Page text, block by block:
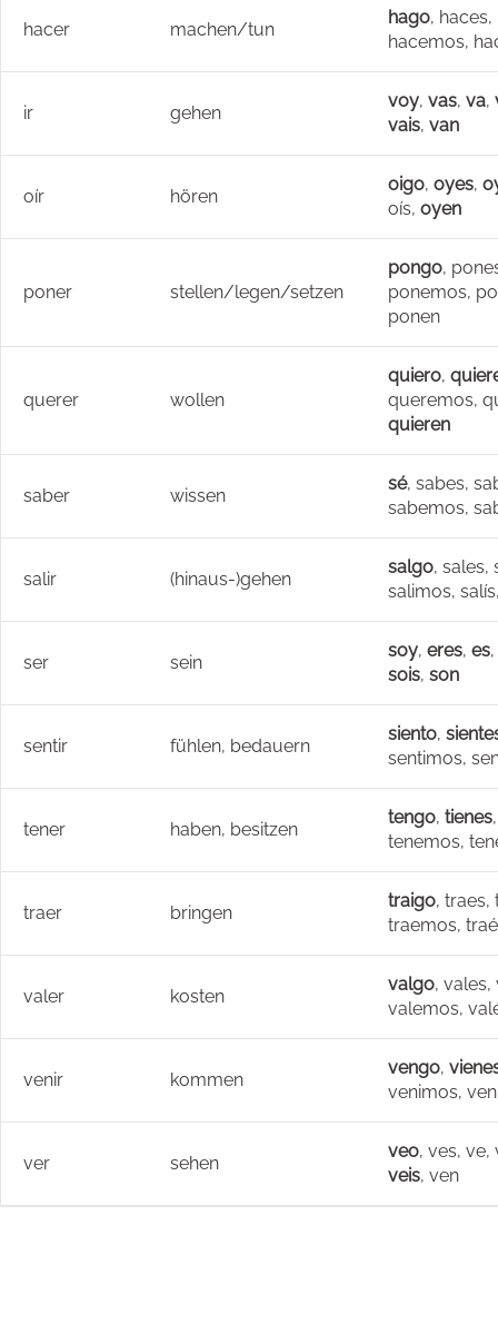
hacer machen/tun
hago, haces,
hacemos,
ir gehen
voy, vas, va,
vais, van
oír hören
oigo, oyes,
oís, oyen
poner stellen/legen/setzen
pongo,
ponemos,
ponen
querer wollen
quiero,
queremos,
quieren
saber wissen
sé, sabes,
sabemos,
salir (hinaus-)gehen
salgo, sales,
salimos,
ser sein
soy, eres, es,
sois, son
sentir fühlen, bedauern
siento,
sentimos,
tener haben, besitzen
tengo, tienes
tenemos,
traer bringen
traigo, traes,
traemos,
valer kosten
valgo, vales,
valemos,
venir kommen
vengo,
venimos,
ver sehen
veo, ves, ve,
veis, ven